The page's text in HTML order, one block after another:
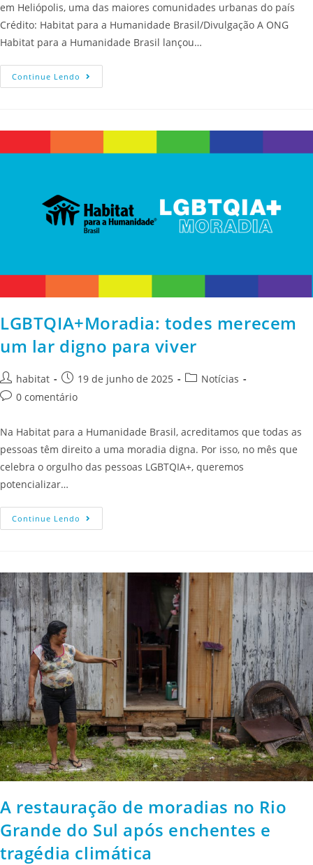
em Heliópolis, uma das maiores comunidades urbanas do país
Crédito: Habitat para a Humanidade Brasil/Divulgação A ONG
Habitat para a Humanidade Brasil lançou…
Continue Lendo
LGBTQIA+Moradia: todes merecem
um lar digno para viver
habitat 19 de junho de 2025
Notícias
0 comentário
Na Habitat para a Humanidade Brasil, acreditamos que todas as
pessoas têm direito a uma moradia digna. Por isso, no mês que
celebra o orgulho das pessoas LGBTQIA+, queremos
potencializar…
Continue Lendo
A restauração de moradias no Rio
Grande do Sul após enchentes e
tragédia climática